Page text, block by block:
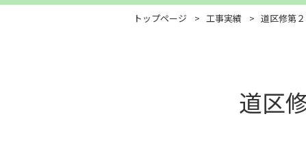
トップページ 工事実績 道区修第
道区